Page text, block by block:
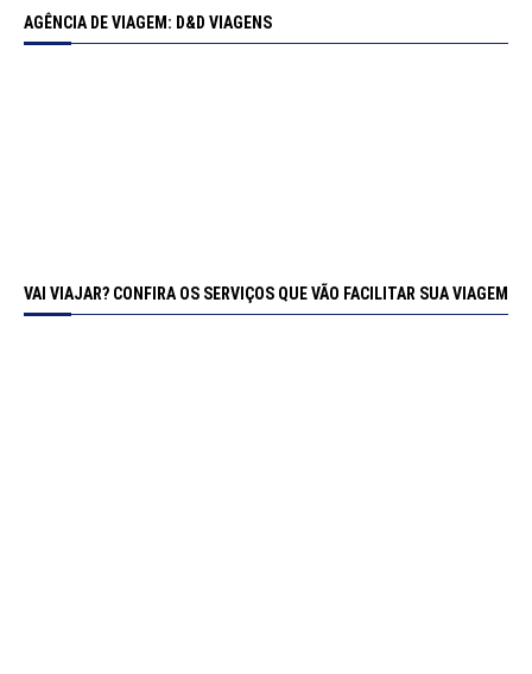
AGÊNCIA DE VIAGEM: D&D VIAGENS
VAI VIAJAR? CONFIRA OS SERVIÇOS QUE VÃO FACILITAR SUA VIAGEM